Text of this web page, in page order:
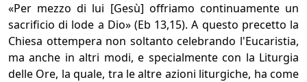
«Per mezzo di lui [Gesù] offriamo continuamente un
sacrificio di lode a Dio» (Eb 13,15). A questo precetto la
Chiesa ottempera non soltanto celebrando l'Eucaristia,
ma anche in altri modi, e specialmente con la Liturgia
delle Ore, la quale, tra le altre azioni liturgiche, ha come